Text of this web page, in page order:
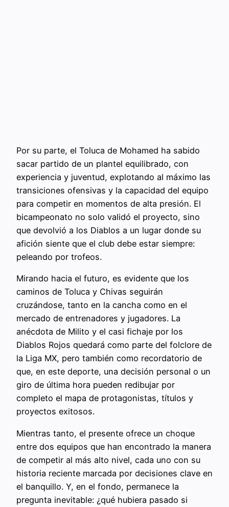
Por su parte, el Toluca de Mohamed ha sabido
sacar partido de un plantel equilibrado, con
experiencia y juventud, explotando al máximo las
transiciones ofensivas y la capacidad del equipo
para competir en momentos de alta presión. El
bicampeonato no solo validó el proyecto, sino
que devolvió a los Diablos a un lugar donde su
afición siente que el club debe estar siempre:
peleando por trofeos.
Mirando hacia el futuro, es evidente que los
caminos de Toluca y Chivas seguirán
cruzándose, tanto en la cancha como en el
mercado de entrenadores y jugadores. La
anécdota de Milito y el casi fichaje por los
Diablos Rojos quedará como parte del folclore de
la Liga MX, pero también como recordatorio de
que, en este deporte, una decisión personal o un
giro de última hora pueden redibujar por
completo el mapa de protagonistas, títulos y
proyectos exitosos.
Mientras tanto, el presente ofrece un choque
entre dos equipos que han encontrado la manera
de competir al más alto nivel, cada uno con su
historia reciente marcada por decisiones clave en
el banquillo. Y, en el fondo, permanece la
pregunta inevitable: ¿qué hubiera pasado si